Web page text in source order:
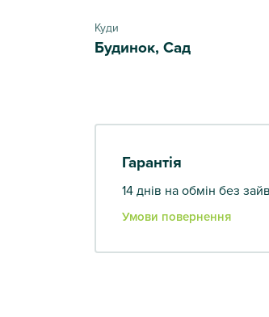
Куди
Будинок, Сад
Гарантія
14 днів на обмін без
Умови повернення